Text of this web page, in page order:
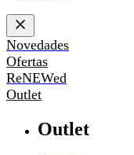
Novedades
Ofertas
ReNEWed
Outlet
Outlet